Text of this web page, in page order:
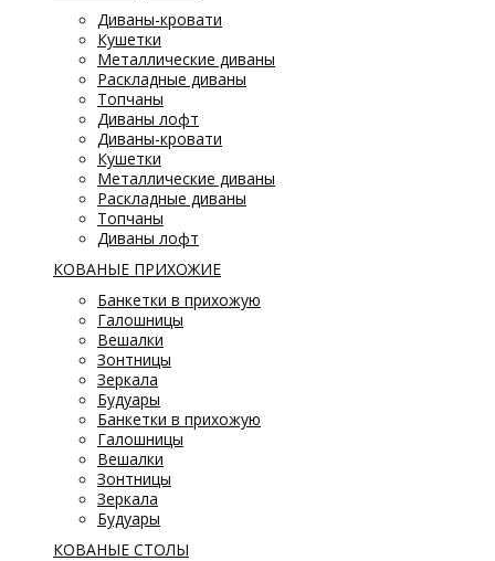
Диваны-кровати
Кушетки
Металлические диваны
Раскладные диваны
Топчаны
Диваны лофт
Диваны-кровати
Кушетки
Металлические диваны
Раскладные диваны
Топчаны
Диваны лофт
КОВАНЫЕ ПРИХОЖИЕ
Банкетки в прихожую
Галошницы
Вешалки
Зонтницы
Зеркала
Будуары
Банкетки в прихожую
Галошницы
Вешалки
Зонтницы
Зеркала
Будуары
КОВАНЫЕ СТОЛЫ